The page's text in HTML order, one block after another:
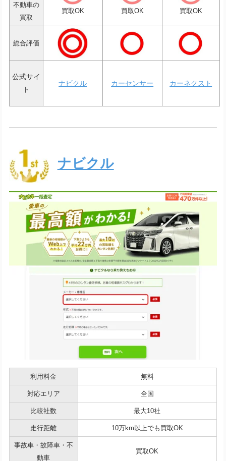
不動車の
買取
買取OK 買取OK 買取OK
総合評価
公式サイ
ト
ナビクル カーセンサー カーネクスト
ナビクル
利用料金 無料
対応エリア 全国
比較社数 最大10社
走行距離 10万km以上でも買取OK
事故車・故障車・不
動車
買取OK